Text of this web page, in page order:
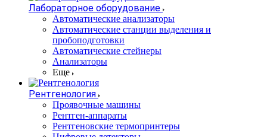
Лабораторное оборудование
Автоматические анализаторы
Автоматические станции выделения и
пробоподготовки
Автоматические стейнеры
Анализаторы
Еще
Рентгенология
Проявочные машины
Рентген-аппараты
Рентгеновские термопринтеры